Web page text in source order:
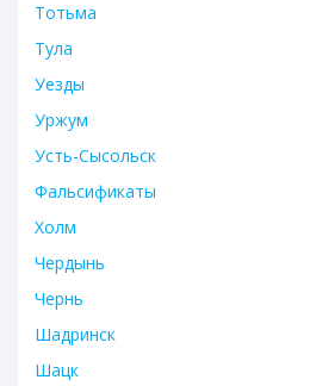
Тотьма
Тула
Уезды
Уржум
Усть-Сысольск
Фальсификаты
Холм
Чердынь
Чернь
Шадринск
Шацк